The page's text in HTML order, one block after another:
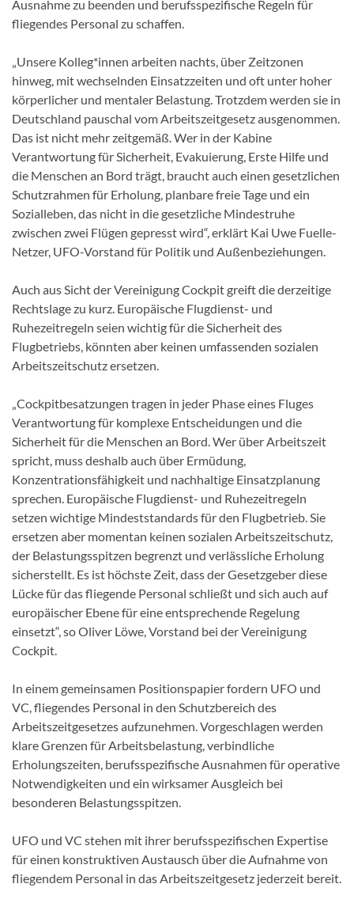
Ausnahme zu beenden und berufsspezifische Regeln für
fliegendes Personal zu schaffen.
„Unsere Kolleg*innen arbeiten nachts, über Zeitzonen
hinweg, mit wechselnden Einsatzzeiten und oft unter hoher
körperlicher und mentaler Belastung. Trotzdem werden sie in
Deutschland pauschal vom Arbeitszeitgesetz ausgenommen.
Das ist nicht mehr zeitgemäß. Wer in der Kabine
Verantwortung für Sicherheit, Evakuierung, Erste Hilfe und
die Menschen an Bord trägt, braucht auch einen gesetzlichen
Schutzrahmen für Erholung, planbare freie Tage und ein
Sozialleben, das nicht in die gesetzliche Mindestruhe
zwischen zwei Flügen gepresst wird“, erklärt Kai Uwe Fuelle-
Netzer, UFO-Vorstand für Politik und Außenbeziehungen.
Auch aus Sicht der Vereinigung Cockpit greift die derzeitige
Rechtslage zu kurz. Europäische Flugdienst- und
Ruhezeitregeln seien wichtig für die Sicherheit des
Flugbetriebs, könnten aber keinen umfassenden sozialen
Arbeitszeitschutz ersetzen.
„Cockpitbesatzungen tragen in jeder Phase eines Fluges
Verantwortung für komplexe Entscheidungen und die
Sicherheit für die Menschen an Bord. Wer über Arbeitszeit
spricht, muss deshalb auch über Ermüdung,
Konzentrationsfähigkeit und nachhaltige Einsatzplanung
sprechen. Europäische Flugdienst- und Ruhezeitregeln
setzen wichtige Mindeststandards für den Flugbetrieb. Sie
ersetzen aber momentan keinen sozialen Arbeitszeitschutz,
der Belastungsspitzen begrenzt und verlässliche Erholung
sicherstellt. Es ist höchste Zeit, dass der Gesetzgeber diese
Lücke für das fliegende Personal schließt und sich auch auf
europäischer Ebene für eine entsprechende Regelung
einsetzt“, so Oliver Löwe, Vorstand bei der Vereinigung
Cockpit.
In einem gemeinsamen Positionspapier fordern UFO und
VC, fliegendes Personal in den Schutzbereich des
Arbeitszeitgesetzes aufzunehmen. Vorgeschlagen werden
klare Grenzen für Arbeitsbelastung, verbindliche
Erholungszeiten, berufsspezifische Ausnahmen für operative
Notwendigkeiten und ein wirksamer Ausgleich bei
besonderen Belastungsspitzen.
UFO und VC stehen mit ihrer berufsspezifischen Expertise
für einen konstruktiven Austausch über die Aufnahme von
fliegendem Personal in das Arbeitszeitgesetz jederzeit bereit.